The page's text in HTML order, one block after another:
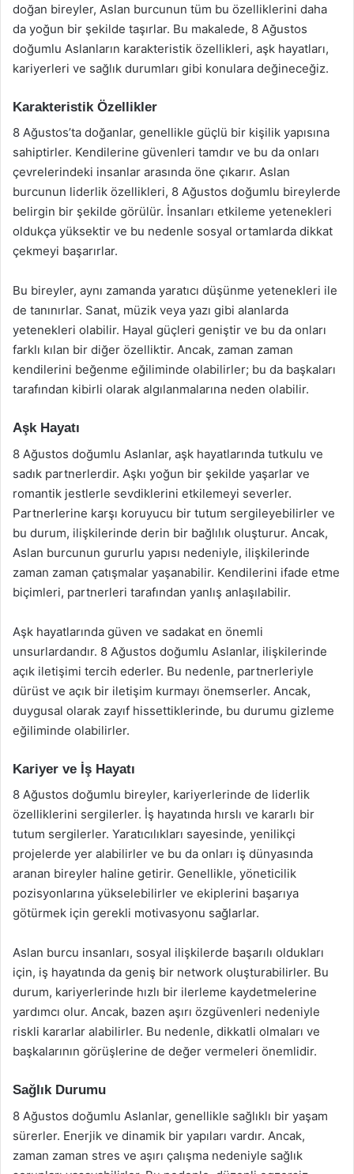
doğan bireyler, Aslan burcunun tüm bu özelliklerini daha
da yoğun bir şekilde taşırlar. Bu makalede, 8 Ağustos
doğumlu Aslanların karakteristik özellikleri, aşk hayatları,
kariyerleri ve sağlık durumları gibi konulara değineceğiz.
Karakteristik Özellikler
8 Ağustos’ta doğanlar, genellikle güçlü bir kişilik yapısına
sahiptirler. Kendilerine güvenleri tamdır ve bu da onları
çevrelerindeki insanlar arasında öne çıkarır. Aslan
burcunun liderlik özellikleri, 8 Ağustos doğumlu bireylerde
belirgin bir şekilde görülür. İnsanları etkileme yetenekleri
oldukça yüksektir ve bu nedenle sosyal ortamlarda dikkat
çekmeyi başarırlar.
Bu bireyler, aynı zamanda yaratıcı düşünme yetenekleri ile
de tanınırlar. Sanat, müzik veya yazı gibi alanlarda
yetenekleri olabilir. Hayal güçleri geniştir ve bu da onları
farklı kılan bir diğer özelliktir. Ancak, zaman zaman
kendilerini beğenme eğiliminde olabilirler; bu da başkaları
tarafından kibirli olarak algılanmalarına neden olabilir.
Aşk Hayatı
8 Ağustos doğumlu Aslanlar, aşk hayatlarında tutkulu ve
sadık partnerlerdir. Aşkı yoğun bir şekilde yaşarlar ve
romantik jestlerle sevdiklerini etkilemeyi severler.
Partnerlerine karşı koruyucu bir tutum sergileyebilirler ve
bu durum, ilişkilerinde derin bir bağlılık oluşturur. Ancak,
Aslan burcunun gururlu yapısı nedeniyle, ilişkilerinde
zaman zaman çatışmalar yaşanabilir. Kendilerini ifade etme
biçimleri, partnerleri tarafından yanlış anlaşılabilir.
Aşk hayatlarında güven ve sadakat en önemli
unsurlardandır. 8 Ağustos doğumlu Aslanlar, ilişkilerinde
açık iletişimi tercih ederler. Bu nedenle, partnerleriyle
dürüst ve açık bir iletişim kurmayı önemserler. Ancak,
duygusal olarak zayıf hissettiklerinde, bu durumu gizleme
eğiliminde olabilirler.
Kariyer ve İş Hayatı
8 Ağustos doğumlu bireyler, kariyerlerinde de liderlik
özelliklerini sergilerler. İş hayatında hırslı ve kararlı bir
tutum sergilerler. Yaratıcılıkları sayesinde, yenilikçi
projelerde yer alabilirler ve bu da onları iş dünyasında
aranan bireyler haline getirir. Genellikle, yöneticilik
pozisyonlarına yükselebilirler ve ekiplerini başarıya
götürmek için gerekli motivasyonu sağlarlar.
Aslan burcu insanları, sosyal ilişkilerde başarılı oldukları
için, iş hayatında da geniş bir network oluşturabilirler. Bu
durum, kariyerlerinde hızlı bir ilerleme kaydetmelerine
yardımcı olur. Ancak, bazen aşırı özgüvenleri nedeniyle
riskli kararlar alabilirler. Bu nedenle, dikkatli olmaları ve
başkalarının görüşlerine de değer vermeleri önemlidir.
Sağlık Durumu
8 Ağustos doğumlu Aslanlar, genellikle sağlıklı bir yaşam
sürerler. Enerjik ve dinamik bir yapıları vardır. Ancak,
zaman zaman stres ve aşırı çalışma nedeniyle sağlık